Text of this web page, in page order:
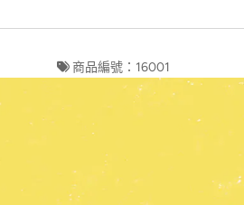
商品編號：16001